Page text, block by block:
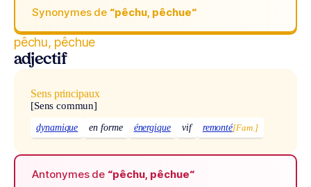
Synonymes de “pêchu, pêchue“
pêchu, pêchue
adjectif
Sens principaux
[Sens commun]
dynamique en forme énergique vif remonté[Fam.]
Antonymes de “pêchu, pêchue“